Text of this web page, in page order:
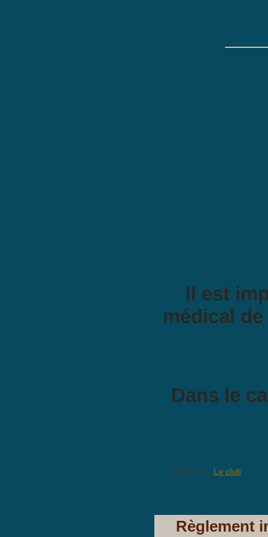
Il est
médical
Dans le
Catégorie : Le club
Règlement